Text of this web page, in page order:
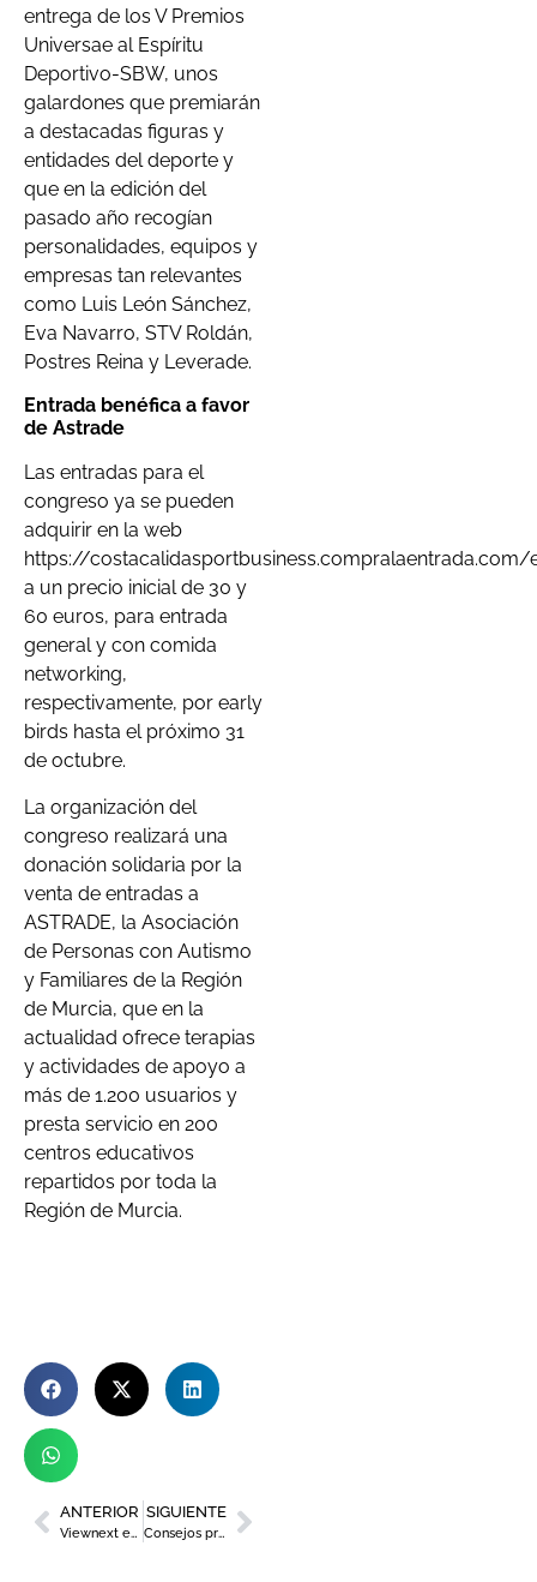
entrega de los V Premios
Universae al Espíritu
Deportivo-SBW, unos
galardones que premiarán
a destacadas figuras y
entidades del deporte y
que en la edición del
pasado año recogían
personalidades, equipos y
empresas tan relevantes
como Luis León Sánchez,
Eva Navarro, STV Roldán,
Postres Reina y Leverade.
Entrada benéfica a favor
de Astrade
Las entradas para el
congreso ya se pueden
adquirir en la web
https://
a un precio inicial de 30 y
60 euros, para entrada
general y con comida
networking,
respectivamente, por early
birds hasta el próximo 31
de octubre.
La organización del
congreso realizará una
donación solidaria por la
venta de entradas a
ASTRADE, la Asociación
de Personas con Autismo
y Familiares de la Región
de Murcia, que en la
actualidad ofrece terapias
y actividades de apoyo a
más de 1.200 usuarios y
presta servicio en 200
centros educativos
repartidos por toda la
Región de Murcia.
ANTERIOR
Viewnext estrena las primeras oficinas de su Centro de Innovación en Murcia
SIGUIENTE
Consejos prácticos para evitar el dolor de espalda en el trabajo